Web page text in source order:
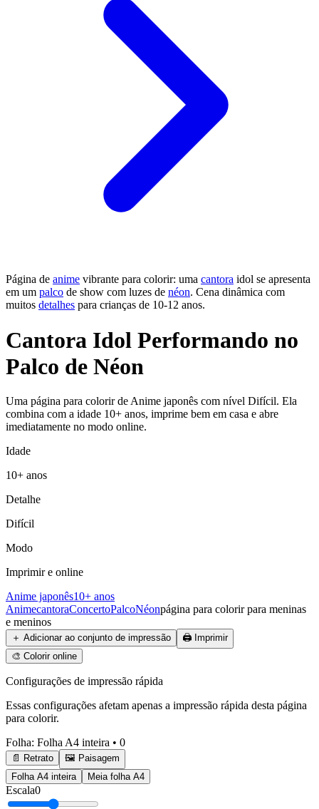
Página de anime vibrante para colorir: uma cantora idol se apresenta
em um palco de show com luzes de néon. Cena dinâmica com
muitos detalhes para crianças de 10-12 anos.
Cantora Idol Performando no
Palco de Néon
Uma página para colorir de Anime japonês com nível Difícil. Ela
combina com a idade 10+ anos, imprime bem em casa e abre
imediatamente no modo online.
Idade
10+ anos
Detalhe
Difícil
Modo
Imprimir e online
Anime japonês10+ anos
AnimecantoraConcertoPalcoNéonpágina para colorir para meninas
e meninos
＋ Adicionar ao conjunto de impressão 🖨️ Imprimir
🎨 Colorir online
Configurações de impressão rápida
Essas configurações afetam apenas a impressão rápida desta página
para colorir.
Folha: Folha A4 inteira • 0
📄 Retrato
🖼️ Paisagem
Folha A4 inteira
Meia folha A4
Escala0